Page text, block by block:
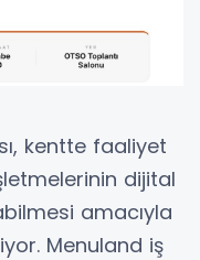
kentte faaliyet
dijital
amacıyla
Menuland iş